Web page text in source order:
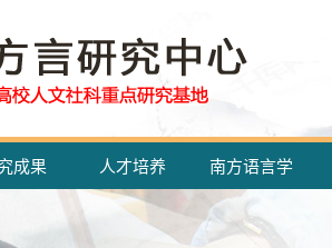
成果 人才培养 南方语言学